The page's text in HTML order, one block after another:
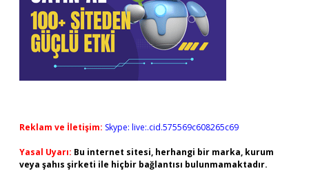
Reklam ve İletişim: Skype: live:.cid.575569c608265c69
Yasal Uyarı: Bu internet sitesi, herhangi bir marka, kurum
veya şahıs şirketi ile hiçbir bağlantısı bulunmamaktadır.